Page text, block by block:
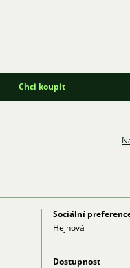
Chci koupit
Sociální
Hejnová
Dostupnost